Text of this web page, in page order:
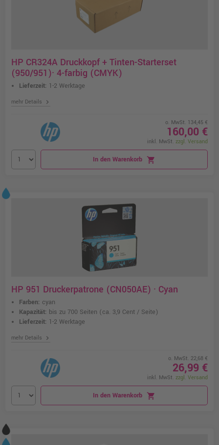
HP CR324A Druckkopf + Tinten-Starterset
(950/951)· 4-farbig (CMYK)
Lieferzeit: 1-2 Werktage
mehr Details chevron_right
o. MwSt. 134,45 €
160,00 €
inkl. MwSt. zzgl. Versand
In den Warenkorb shopping_cart
HP 951 Druckerpatrone (CN050AE) · Cyan
Farben: cyan
Kapazität: bis zu 700 Seiten (ca. 3,9 Cent / Seite)
Lieferzeit: 1-2 Werktage
mehr Details chevron_right
o. MwSt. 22,68 €
26,99 €
inkl. MwSt. zzgl. Versand
In den Warenkorb shopping_cart